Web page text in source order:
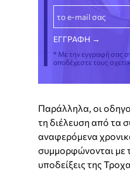
* Με την εγγραφή σας
αποδέχεστε τους
Παράλληλα, οι
τη διέλευση από τα
αναφερόμενα
συμμορφώνονται με
υποδείξεις της